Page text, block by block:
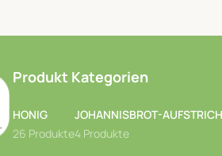
Produkt Kategorien
HONIG
26 Produkte
JOHANNISBROT-AUFSTRICH
4 Produkte